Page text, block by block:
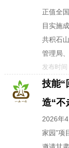
正值全
目实施
共积石
管理局
发布时间
技能
造“不
2026年
家园”项